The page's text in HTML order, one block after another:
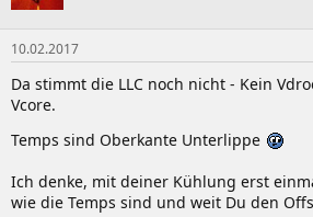
10.02.2017
Da stimmt die LLC noch nicht - Kein
Vcore.
Temps sind Oberkante Unterlippe
Ich denke, mit deiner Kühlung erst
wie die Temps sind und weit Du den